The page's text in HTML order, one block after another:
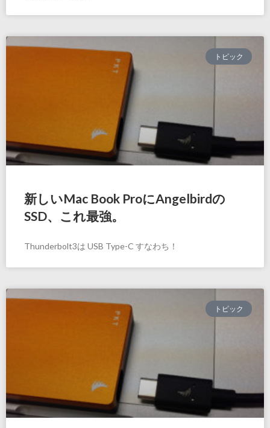
トピック
新しいMac Book ProにAngelbirdの
SSD、これ最強。
Thunderbolt3は USB Type-C すなわち！
トピック